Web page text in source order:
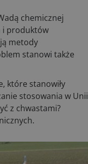
chemicznej
i produktów
metody
stanowi także
które stanowiły
stosowania w Unii
z chwastami?